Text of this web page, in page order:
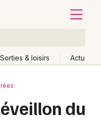
Sorties & loisirs Actu
du
de moi